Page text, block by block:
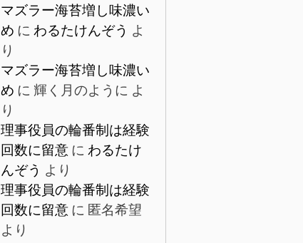
マズラー海苔増し味濃い
め に わるたけんぞう よ
り
マズラー海苔増し味濃い
め に 輝く月のように よ
り
理事役員の輪番制は経験
回数に留意に わるたけ
んぞう より
理事役員の輪番制は経験
回数に留意に 匿名希望
より